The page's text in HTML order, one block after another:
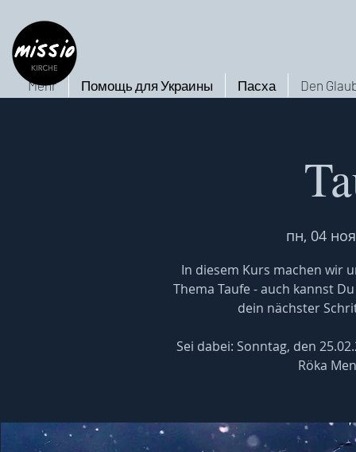
Den
Пасха
Помощь для Украины
Mehr
пн, 04
In diesem Kurs machen wir
Thema Taufe - auch kannst
dein nächster
Sei dabei: Sonntag, den
Röka